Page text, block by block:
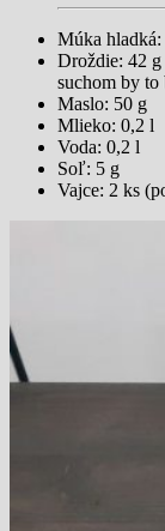
Múka hladká:
Droždie: 42 g
suchom by to
Maslo: 50 g
Mlieko: 0,2 l
Voda: 0,2 l
Soľ: 5 g
Vajce: 2 ks